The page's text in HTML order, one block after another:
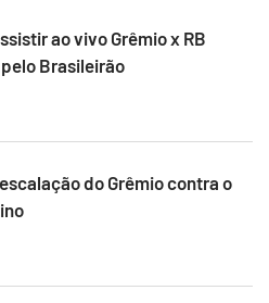
ao vivo Grêmio x RB
Brasileirão
do Grêmio contra o